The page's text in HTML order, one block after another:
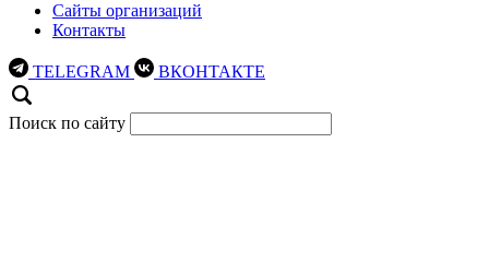
Сайты организаций
Контакты
TELEGRAM ВКОНТАКТЕ
Поиск по сайту